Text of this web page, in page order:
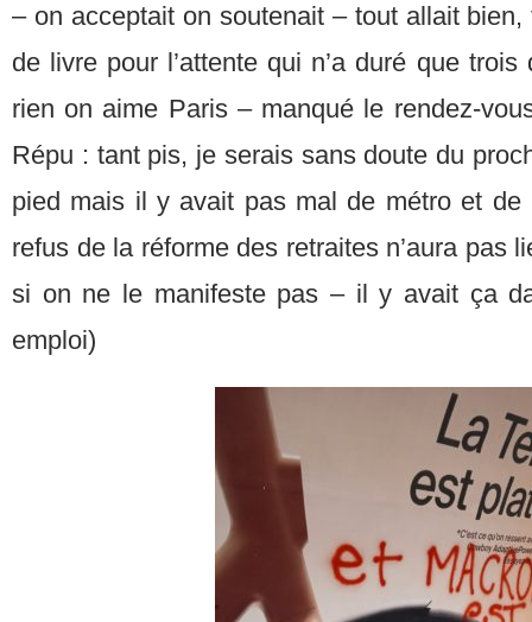
– on acceptait on soutenait – tout allait
de livre pour l’attente qui n’a duré que trois
rien on aime Paris – manqué le rendez-
Répu : tant pis, je serais sans doute du
pied mais il y avait pas mal de métro et
refus de la réforme des retraites n’aura pas
si on ne le manifeste pas – il y avait ça
emploi)